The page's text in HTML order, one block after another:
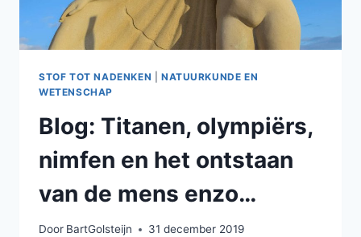
STOF TOT NADENKEN
NATUURKUNDE EN
WETENSCHAP
Blog: Titanen, olympiërs,
nimfen en het ontstaan
van de mens enzo…
Door BartGolsteijn 31 december 2019